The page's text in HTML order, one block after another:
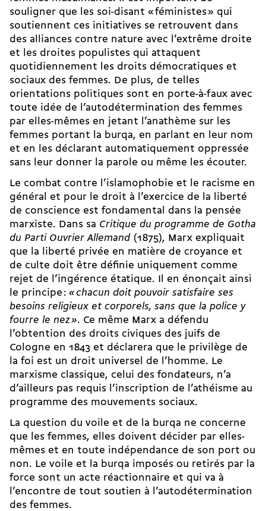
souligner que les soi-disant « féministes » qui
soutiennent ces initiatives se retrouvent dans
des alliances contre nature avec l’extrême droite
et les droites populistes qui attaquent
quotidiennement les droits démocratiques et
sociaux des femmes. De plus, de telles
orientations politiques sont en porte-à-faux avec
toute idée de l’autodétermination des femmes
par elles-mêmes en jetant l’anathème sur les
femmes portant la burqa, en parlant en leur nom
et en les déclarant automatiquement oppressée
sans leur donner la parole ou même les écouter.
Le combat contre l’islamophobie et le racisme en
général et pour le droit à l’exercice de la liberté
de conscience est fondamental dans la pensée
marxiste. Dans sa Critique du programme de Gotha
du Parti Ouvrier Allemand (1875), Marx expliquait
que la liberté privée en matière de croyance et
de culte doit être définie uniquement comme
rejet de l’ingérence étatique. Il en énonçait ainsi
le principe : «chacun doit pouvoir satisfaire ses
besoins religieux et corporels, sans que la police y
fourre le nez». Ce même Marx a défendu
l’obtention des droits civiques des juifs de
Cologne en 1843 et déclarera que le privilège de
la foi est un droit universel de l’homme. Le
marxisme classique, celui des fondateurs, n’a
d’ailleurs pas requis l’inscription de l’athéisme au
programme des mouvements sociaux.
La question du voile et de la burqa ne con­cer­ne
que les femmes, elles doivent décider par elles-
mêmes et en toute indépendance de son port ou
non. Le voile et la burqa imposés ou retirés par la
force sont un acte réactionnaire et qui va à
l’encontre de tout soutien à l’auto­détermination
des femmes.